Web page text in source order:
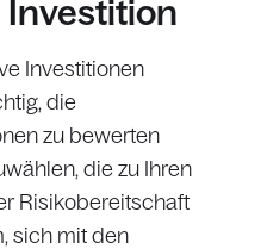
Investitionen
die
zu bewerten
die zu Ihren
Risikobereitschaft
sich mit den